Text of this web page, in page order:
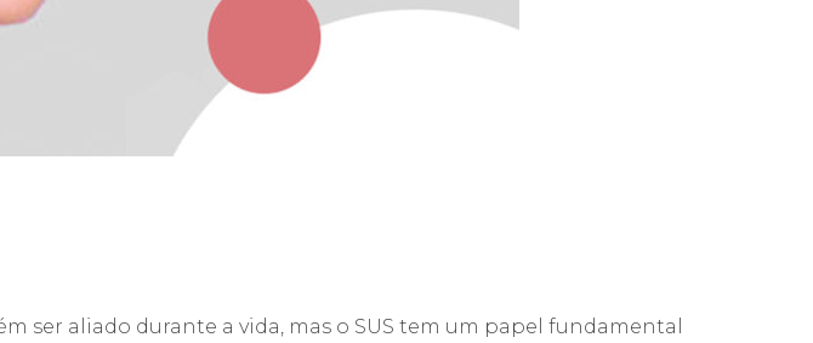
ser aliado durante a vida, mas o SUS tem um papel fundamental